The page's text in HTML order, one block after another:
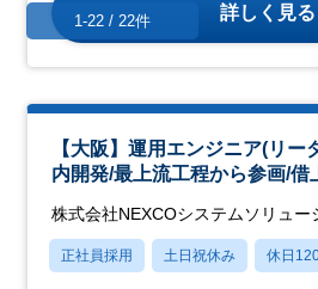
詳しく見る
【大阪】運用エンジニア(リー
内開発/最上流工程から参画/借
株式会社NEXCOシステムソリュー
正社員採用 土日祝休み 休日
1-22 / 22件